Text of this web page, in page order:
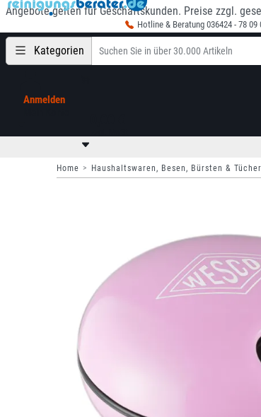
Angebote gelten für Geschäftskunden. Preise zzgl.
Hotline & Beratung 036424 - 78 09
Kategorien
Anmelden
Home Haushaltswaren, Besen, Bürsten & Tücher